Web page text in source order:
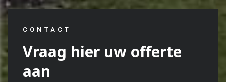
CONTACT
Vraag hier uw offerte
aan